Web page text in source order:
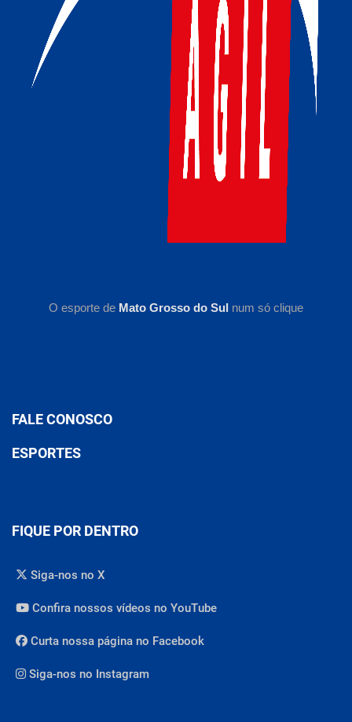
O esporte de Mato Grosso do Sul num só clique
FALE CONOSCO
ESPORTES
FIQUE POR DENTRO
Siga-nos no X
Confira nossos vídeos no YouTube
Curta nossa página no Facebook
Siga-nos no Instagram